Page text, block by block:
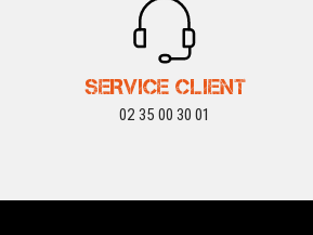
SERVICE CLIENT
02 35 00 30 01